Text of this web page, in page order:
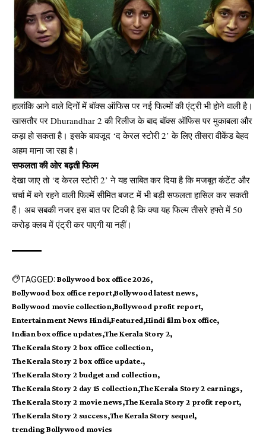
हालांकि आने वाले दिनों में बॉक्स ऑफिस पर नई फिल्मों की एंट्री भी होने वाली है।
खासतौर पर Dhurandhar 2 की रिलीज के बाद बॉक्स ऑफिस पर मुकाबला और
कड़ा हो सकता है। इसके बावजूद ‘द केरल स्टोरी 2’ के लिए तीसरा वीकेंड बेहद
अहम माना जा रहा है।
सफलता की ओर बढ़ती फिल्म
देखा जाए तो ‘द केरल स्टोरी 2’ ने यह साबित कर दिया है कि मजबूत कंटेंट और
चर्चा में बने रहने वाली फिल्में सीमित बजट में भी बड़ी सफलता हासिल कर सकती
हैं। अब सबकी नजर इस बात पर टिकी है कि क्या यह फिल्म तीसरे हफ्ते में 50
करोड़ क्लब में एंट्री कर पाएगी या नहीं।
TAGGED: Bollywood box office 2026
Bollywood box office report Bollywood latest news
Bollywood movie collection Bollywood profit report
Entertainment News Hindi Featured Hindi film box office
Indian box office updates The Kerala Story 2
The Kerala Story 2 box office collection
The Kerala Story 2 box office update.
The Kerala Story 2 budget and collection
The Kerala Story 2 day 15 collection The Kerala Story 2 earnings
The Kerala Story 2 movie news The Kerala Story 2 profit report
The Kerala Story 2 success The Kerala Story sequel
trending Bollywood movies